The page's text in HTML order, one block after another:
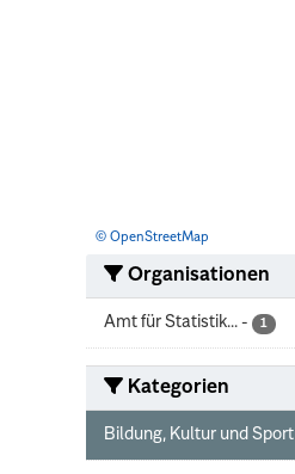
© OpenStreetMap
Organisationen
Amt für Statistik... - 1
Kategorien
Bildung, Kultur und Sport